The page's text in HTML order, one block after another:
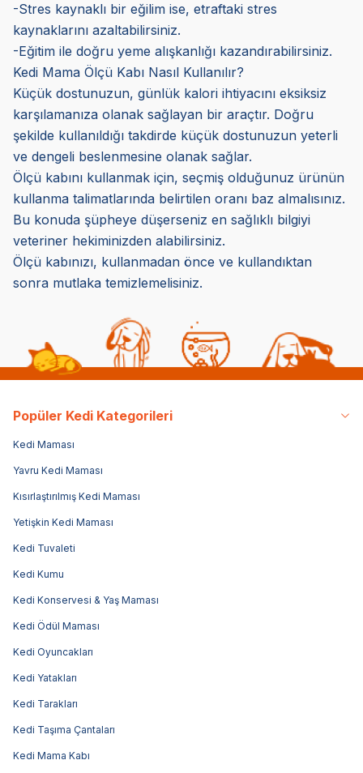
-Stres kaynaklı bir eğilim ise, etraftaki stres
kaynaklarını azaltabilirsiniz.
-Eğitim ile doğru yeme alışkanlığı kazandırabilirsiniz.
Kedi Mama Ölçü Kabı Nasıl Kullanılır?
Küçük dostunuzun, günlük kalori ihtiyacını eksiksiz
karşılamanıza olanak sağlayan bir araçtır. Doğru
şekilde kullanıldığı takdirde küçük dostunuzun yeterli
ve dengeli beslenmesine olanak sağlar.
Ölçü kabını kullanmak için, seçmiş olduğunuz ürünün
kullanma talimatlarında belirtilen oranı baz almalısınız.
Bu konuda şüpheye düşerseniz en sağlıklı bilgiyi
veteriner hekiminizden alabilirsiniz.
Ölçü kabınızı, kullanmadan önce ve kullandıktan
sonra mutlaka temizlemelisiniz.
Popüler Kedi Kategorileri
Kedi Maması
Yavru Kedi Maması
Kısırlaştırılmış Kedi Maması
Yetişkin Kedi Maması
Kedi Tuvaleti
Kedi Kumu
Kedi Konservesi & Yaş Maması
Kedi Ödül Maması
Kedi Oyuncakları
Kedi Yatakları
Kedi Tarakları
Kedi Taşıma Çantaları
Kedi Mama Kabı